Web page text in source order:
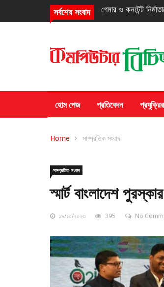
সর্বশেষ সংবাদ ৭,৫০০ এমএএইচ
হোম পেজ প্রতিবেদন
Home সাম্প্রতিক সংবাদ
সাম্প্রতিক সংবাদ
স্মার্ট বাংলাদেশ
১৯/১০/২০২৩ 395 No